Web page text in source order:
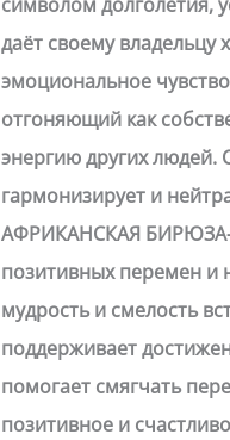
даёт своему
эмоциональное
отгоняющий как
энергию других
гармонизирует и
АФРИКАНСКАЯ БИРЮЗА-
позитивных перемен и
мудрость и смелость
поддерживает
помогает смягчать
позитивное и